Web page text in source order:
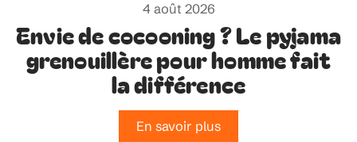
4 août 2026
Envie de cocooning ? Le pyjama
grenouillère pour homme fait
la différence
En savoir plus